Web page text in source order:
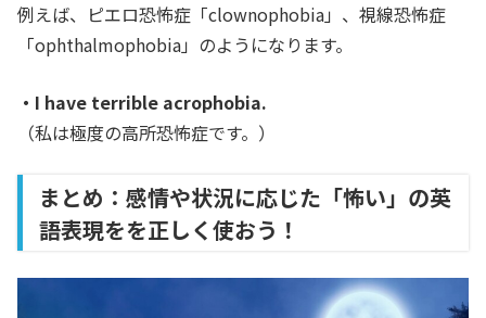
例えば、ピエロ恐怖症「clownophobia」、視線恐怖症
「ophthalmophobia」のようになります。
・I have terrible acrophobia.
（私は極度の高所恐怖症です。）
まとめ：感情や状況に応じた「怖い」の英
語表現をを正しく使おう！